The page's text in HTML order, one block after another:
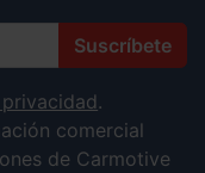
Suscríbete
.
comercial
de Carmotive